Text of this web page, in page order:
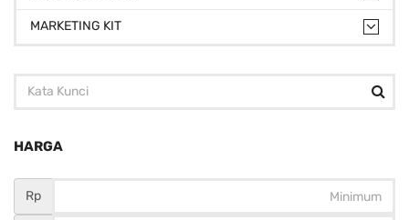
MARKETING KIT
HARGA
Rp